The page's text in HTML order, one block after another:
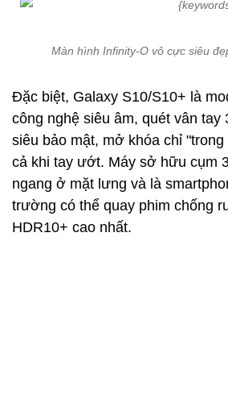
Màn hình Infinity-O vô cực siêu
Đặc biệt, Galaxy S10/S10+ là
công nghệ siêu âm, quét vân tay
siêu bảo mật, mở khóa chỉ
cả khi tay ướt. Máy sở hữu cụm
ngang ở mặt lưng và là
trường có thể quay phim chống
HDR10+ cao nhất.